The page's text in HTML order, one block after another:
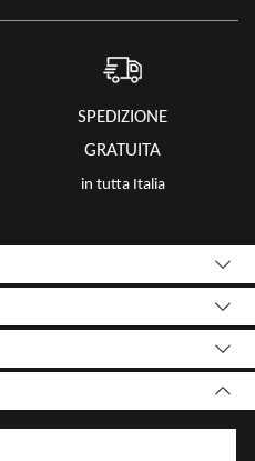
SPEDIZIONE
GRATUITA
in tutta Italia